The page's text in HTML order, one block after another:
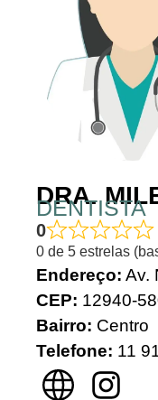
DRA.
DENTISTA
0
0 de 5 estrelas
Endereço: Av.
CEP: 12940-
Bairro: Centro
Telefone: 11